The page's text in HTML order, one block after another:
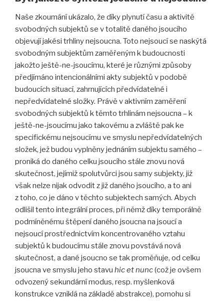
Naše zkoumání ukázalo, že díky plynutí času a aktivitě
svobodných subjektů se v totalitě daného jsoucího
objevují jakési trhliny nejsoucna. Toto nejsoucí se naskýtá
svobodným subjektům zaměřeným k budoucnosti
jakožto ještě-ne-jsoucímu, které je různými způsoby
předjímáno intencionálními akty subjektů v podobě
budoucích situací, zahrnujících předvídatelné i
nepředvídatelné složky. Právě v aktivním zaměření
svobodných subjektů k těmto trhlinám nejsoucna – k
ještě-ne-jsoucímu jako takovému a zvláště pak ke
specifickému nejsoucímu ve smyslu nepředvídatelných
složek, jež budou vyplněny jednáním subjektu samého –
proniká do daného celku jsoucího stále znovu nová
skutečnost, jejímiž spolutvůrci jsou samy subjekty, již
však nelze nijak odvodit z již daného jsoucího, a to ani
z toho, co je dáno v těchto subjektech samých. Abych
odlišil tento integrální proces, při němž díky temporálně
podmíněnému štěpení daného jsoucna na jsoucí a
nejsoucí prostřednictvím koncentrovaného vztahu
subjektů k budoucímu stále znovu povstává nová
skutečnost, a dané jsoucno se tak proměňuje, od celku
jsoucna ve smyslu jeho stavu hic et nunc(což je ovšem
odvozený sekundární modus, resp. myšlenková
konstrukce vzniklá na základě abstrakce), pomohu si